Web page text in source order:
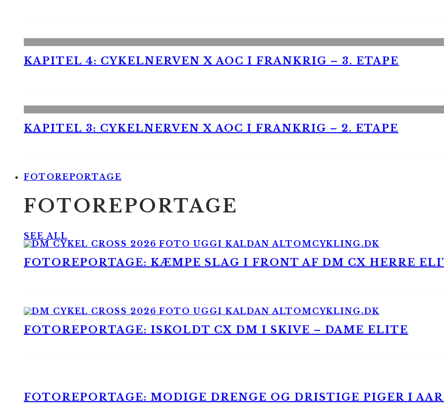
KAPITEL 4: CYKELNERVEN X AOC I FRANKRIG – 3. ETAPE
KAPITEL 3: CYKELNERVEN X AOC I FRANKRIG – 2. ETAPE
FOTOREPORTAGE
FOTOREPORTAGE
SEE ALL
FOTOREPORTAGE: KÆMPE SLAG I FRONT AF DM CX HERRE
FOTOREPORTAGE: ISKOLDT CX DM I SKIVE – DAME ELITE
FOTOREPORTAGE: MODIGE DRENGE OG DRISTIGE PIGER I